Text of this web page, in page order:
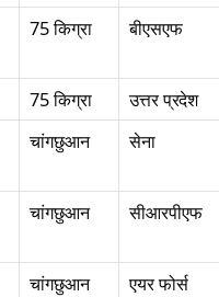
75 किग्रा बीएसएफ
75 किग्रा
उत्तर प्रदेश
चांगछुआन सेना
चांगछुआन सीआरपीएफ
चांगछुआन एयर फोर्स